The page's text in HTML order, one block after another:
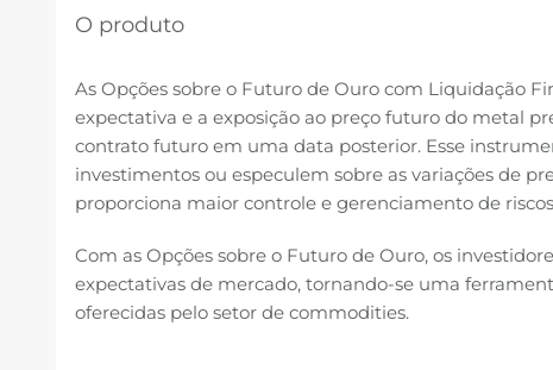
O produto
As Opções sobre o Futuro de Ouro com Liquidação
expectativa e a exposição ao preço futuro do metal
contrato futuro em uma data posterior. Esse
investimentos ou especulem sobre as variações de
proporciona maior controle e gerenciamento de
Com as Opções sobre o Futuro de Ouro, os
expectativas de mercado, tornando-se uma
oferecidas pelo setor de commodities.